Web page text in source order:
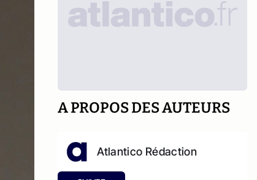
A PROPOS DES AUTEURS
Atlantico Rédaction